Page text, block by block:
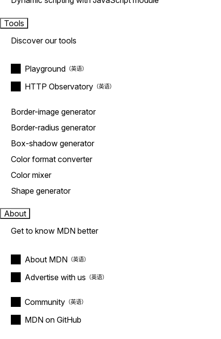
Tools
Discover our tools
Playground
HTTP Observatory
Border-image generator
Border-radius generator
Box-shadow generator
Color format converter
Color mixer
Shape generator
About
Get to know MDN better
About MDN
Advertise with us
Community
MDN on GitHub